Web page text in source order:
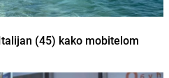
(45) kako mobitelom